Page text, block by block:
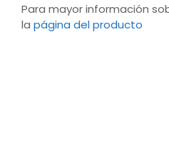
Para mayor información
la página del producto